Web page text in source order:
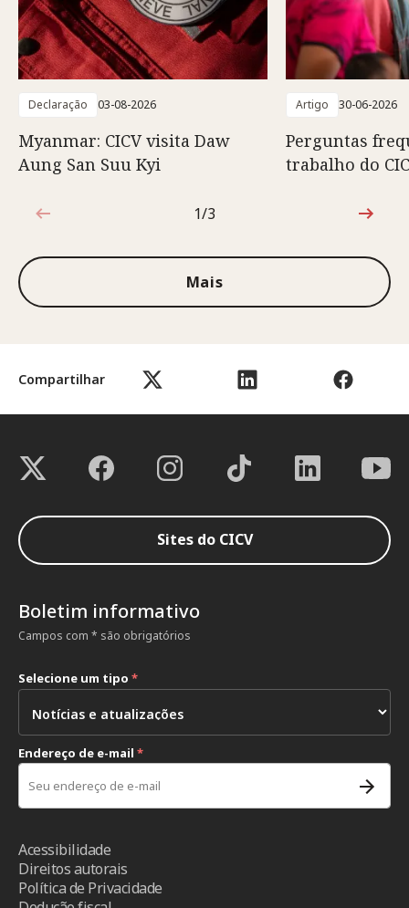
Compartilhar
Declaração 03-08-2026
Myanmar: CICV visita Daw
Aung San Suu Kyi
Artigo 30-06-2026
Perguntas
trabalho do
1 de 3
1/3
Mais
Sites do CICV
Boletim informativo
Campos com * são obrigatórios
Selecione um tipo *
Endereço de e-mail *
Acessibilidade
Direitos autorais
Política de Privacidade